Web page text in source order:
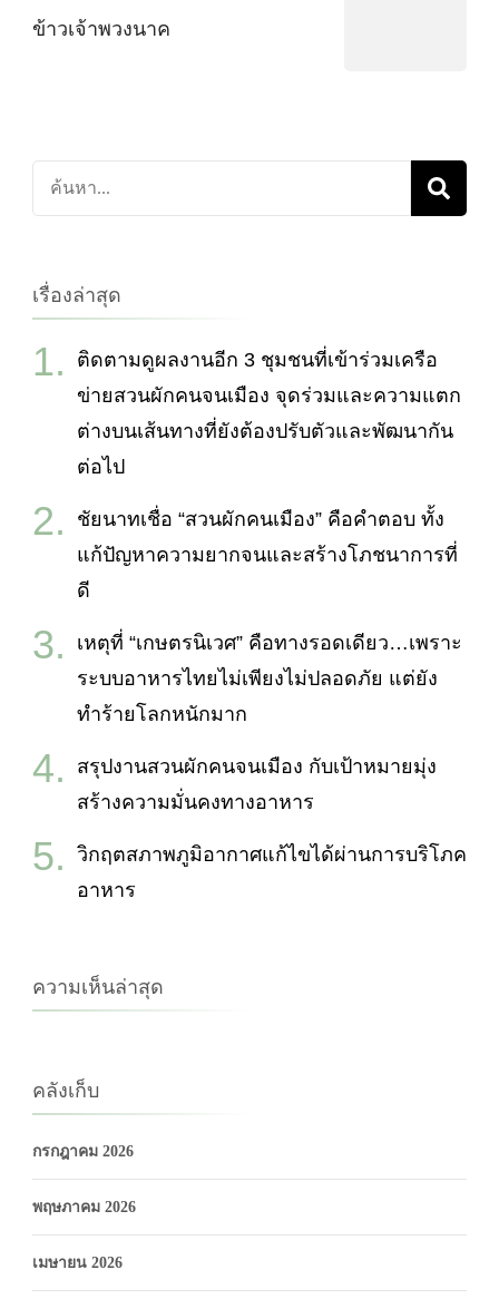
ข้าวเจ้าพวงนาค
ค้นหา
เกี่ยว
เรื่องล่าสุด
ติดตามดูผลงานอีก 3 ชุมชนที่เข้าร่วมเครือ
ข่ายสวนผักคนจนเมือง จุดร่วมและความแตก
ต่างบนเส้นทางที่ยังต้องปรับตัวและพัฒนากัน
ต่อไป
ชัยนาทเชื่อ “สวนผักคนเมือง” คือคำตอบ ทั้ง
แก้ปัญหาความยากจนและสร้างโภชนาการที่
ดี
เหตุที่ “เกษตรนิเวศ” คือทางรอดเดียว…เพราะ
ระบบอาหารไทยไม่เพียงไม่ปลอดภัย แต่ยัง
ทำร้ายโลกหนักมาก
สรุปงานสวนผักคนจนเมือง กับเป้าหมายมุ่ง
สร้างความมั่นคงทางอาหาร
วิกฤตสภาพภูมิอากาศแก้ไขได้ผ่านการบริโภค
อาหาร
ความเห็นล่าสุด
คลังเก็บ
กรกฎาคม 2026
พฤษภาคม 2026
เมษายน 2026